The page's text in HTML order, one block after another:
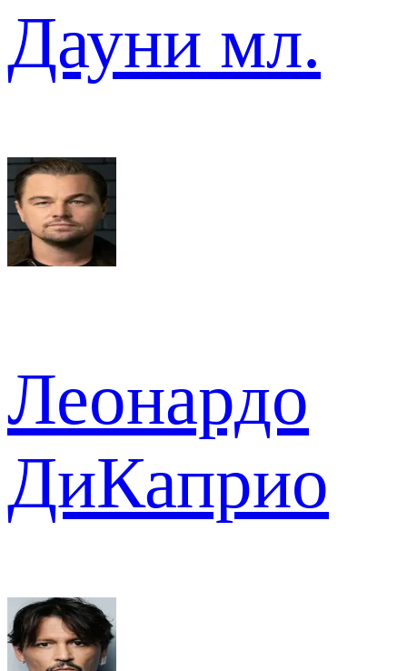
Дауни мл.
Леонардо
ДиКаприо